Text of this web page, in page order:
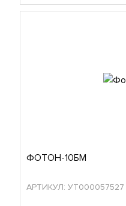
ФОТОН-10БМ
АРТИКУЛ: УТ000057527